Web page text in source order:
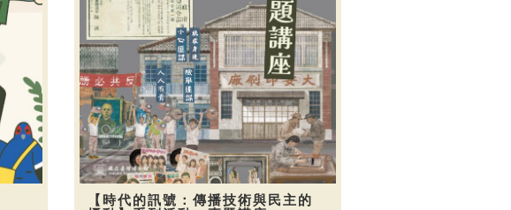
【時代的訊號：傳播技術與民主的